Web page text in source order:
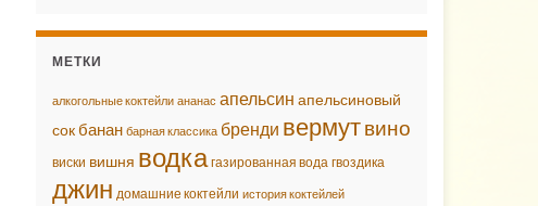
МЕТКИ
алкогольные коктейли ананас апельсин апельсиновый
сокбанан барная классика бренди вермутвино
виски вишня водка газированная вода гвоздика
джин домашние коктейли история коктейлей